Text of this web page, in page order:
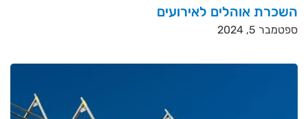
השכרת אוהלים לאירועים
ספטמבר 5, 2024